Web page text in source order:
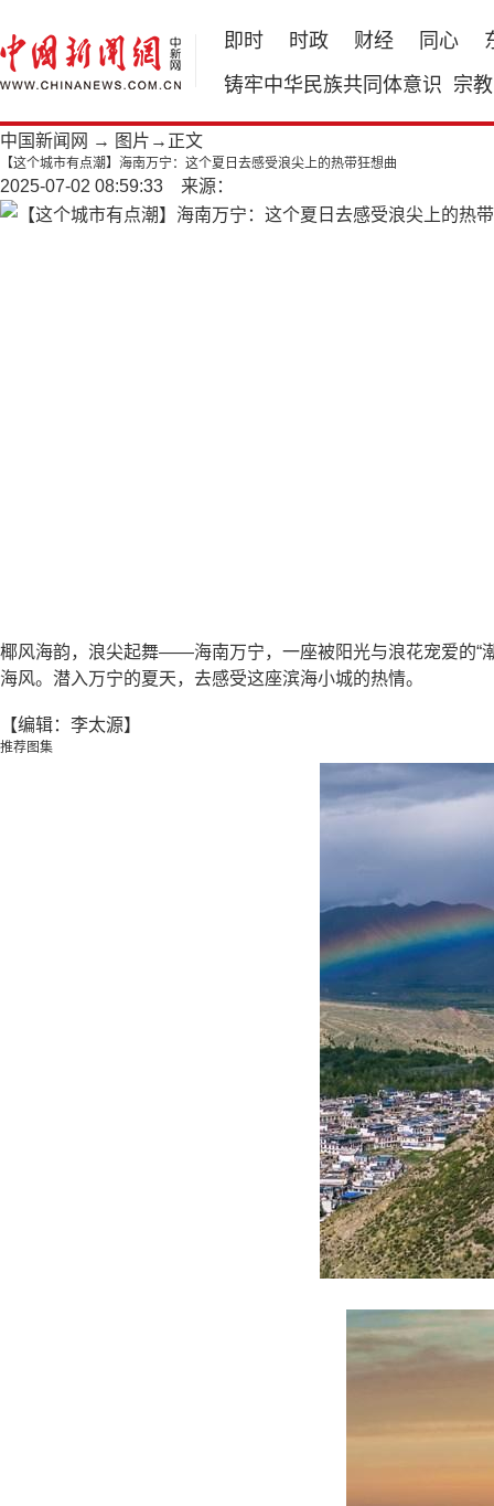
即时 时政 财经 同心
铸牢中华民族共同体意识 宗教
中国新闻网 → 图片 →正文
【这个城市有点潮】海南万宁：这个夏日去感受浪尖上的热带狂想曲
2025-07-02 08:59:33 来源：
椰风海韵，浪尖起舞——海南万宁，一座被阳光与浪花宠爱的“
海风。潜入万宁的夏天，去感受这座滨海小城的热情。
【编辑：李太源】
推荐图集